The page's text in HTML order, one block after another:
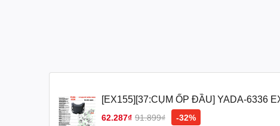
[EX155][37:CỤM ỐP ĐẦU] YADA-6336
NHÁM-17 Ốp nối khóa-[Yamaha] (14)
62.287₫ 91.899₫
-32%